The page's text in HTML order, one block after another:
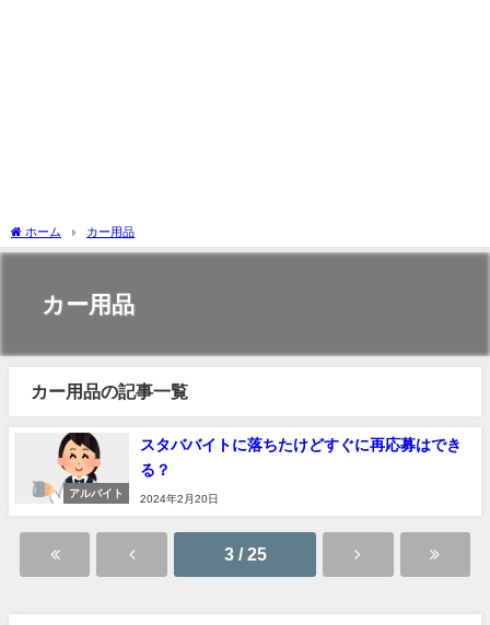
ホーム カー用品
カー用品
カー用品の記事一覧
アルバイト
スタババイトに落ちたけどすぐに再応募はでき
る？
2024年2月20日
3 / 25